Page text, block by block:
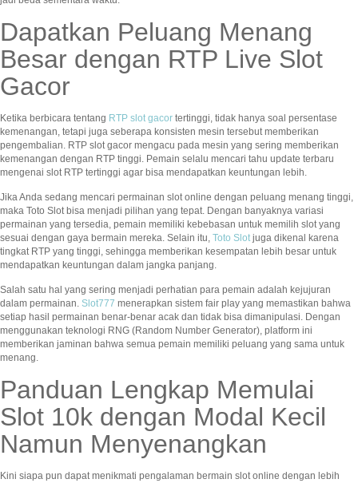
Dapatkan Peluang Menang
Besar dengan RTP Live Slot
Gacor
Ketika berbicara tentang RTP slot gacor tertinggi, tidak hanya soal persentase
kemenangan, tetapi juga seberapa konsisten mesin tersebut memberikan
pengembalian. RTP slot gacor mengacu pada mesin yang sering memberikan
kemenangan dengan RTP tinggi. Pemain selalu mencari tahu update terbaru
mengenai slot RTP tertinggi agar bisa mendapatkan keuntungan lebih.
Jika Anda sedang mencari permainan slot online dengan peluang menang tinggi,
maka Toto Slot bisa menjadi pilihan yang tepat. Dengan banyaknya variasi
permainan yang tersedia, pemain memiliki kebebasan untuk memilih slot yang
sesuai dengan gaya bermain mereka. Selain itu, Toto Slotjuga dikenal karena
tingkat RTP yang tinggi, sehingga memberikan kesempatan lebih besar untuk
mendapatkan keuntungan dalam jangka panjang.
Salah satu hal yang sering menjadi perhatian para pemain adalah kejujuran
dalam permainan. Slot777 menerapkan sistem fair play yang memastikan bahwa
setiap hasil permainan benar-benar acak dan tidak bisa dimanipulasi. Dengan
menggunakan teknologi RNG (Random Number Generator), platform ini
memberikan jaminan bahwa semua pemain memiliki peluang yang sama untuk
menang.
Panduan Lengkap Memulai
Slot 10k dengan Modal Kecil
Namun Menyenangkan
Kini siapa pun dapat menikmati pengalaman bermain slot online dengan lebih